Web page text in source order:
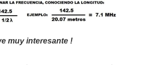
DE MIEMBROS DEL
muy interesante !